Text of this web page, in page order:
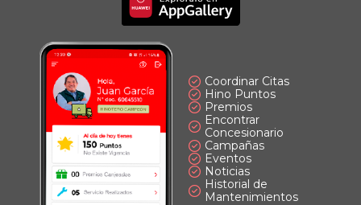
Principal
Coordinar Citas
Hino Puntos
Premios
Encontrar
Concesionario
Campañas
Eventos
Noticias
Historial de
Mantenimientos